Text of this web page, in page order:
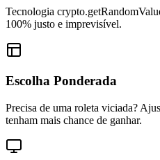
Tecnologia
100% justo e imprevisível.
Escolha Ponderada
Precisa de uma roleta viciada?
tenham mais chance de ganhar.